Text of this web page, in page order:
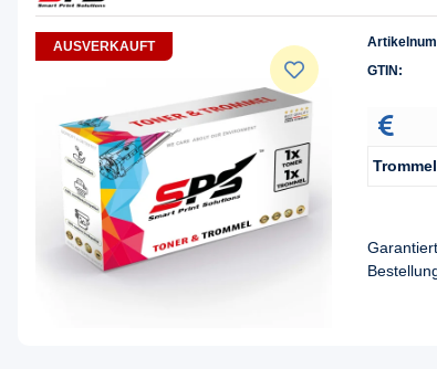
AUSVERKAUFT
GTIN:
Trommel